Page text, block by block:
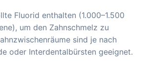
Fluorid enthalten (1.000–1.500
um den Zahnschmelz zu
sind je nach
oder Interdentalbürsten geeignet.